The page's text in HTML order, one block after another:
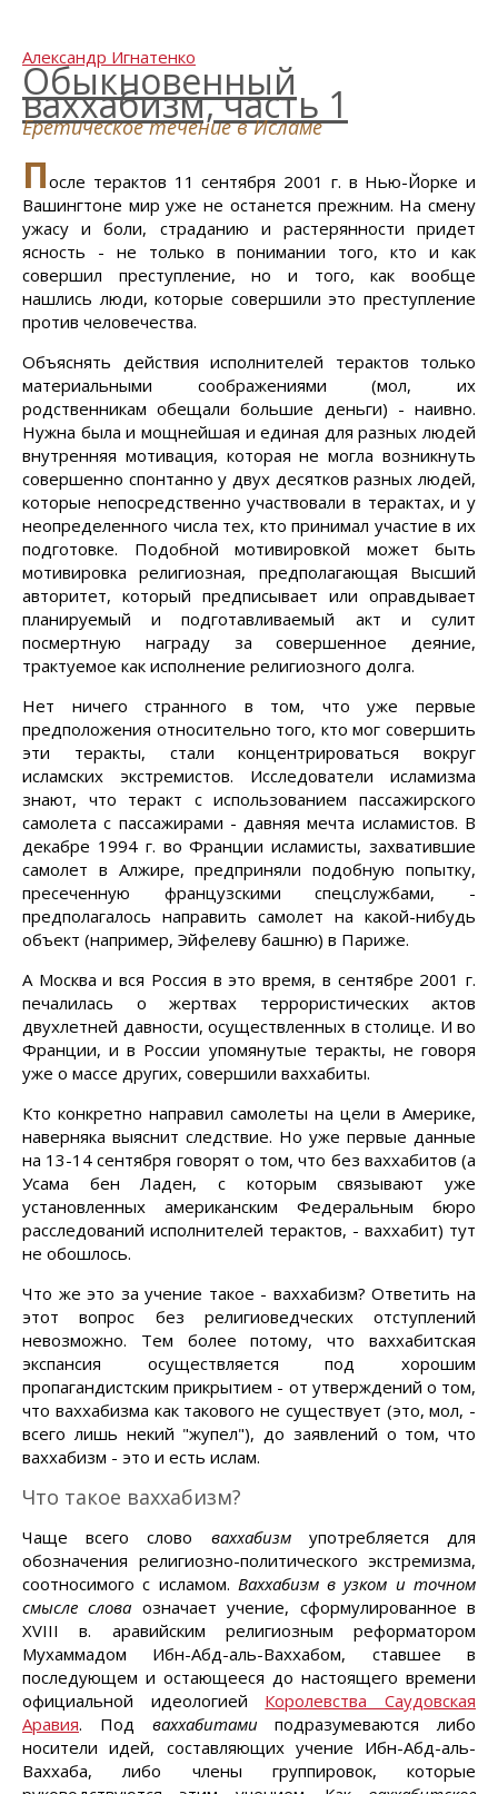
Александр Игнатенко
Обыкновенный
ваххабизм, часть 1
Еретическое течение в Исламе
После терактов 11 сентября 2001 г. в Нью-Йорке и
Вашингтоне мир уже не останется прежним. На смену
ужасу и боли, страданию и растерянности придет
ясность - не только в понимании того, кто и как
совершил преступление, но и того, как вообще
нашлись люди, которые совершили это преступление
против человечества.
Объяснять действия исполнителей терактов только
материальными соображениями (мол, их
родственникам обещали большие деньги) - наивно.
Нужна была и мощнейшая и единая для разных людей
внутренняя мотивация, которая не могла возникнуть
совершенно спонтанно у двух десятков разных людей,
которые непосредственно участвовали в терактах, и у
неопределенного числа тех, кто принимал участие в их
подготовке. Подобной мотивировкой может быть
мотивировка религиозная, предполагающая Высший
авторитет, который предписывает или оправдывает
планируемый и подготавливаемый акт и сулит
посмертную награду за совершенное деяние,
трактуемое как исполнение религиозного долга.
Нет ничего странного в том, что уже первые
предположения относительно того, кто мог совершить
эти теракты, стали концентрироваться вокруг
исламских экстремистов. Исследователи исламизма
знают, что теракт с использованием пассажирского
самолета с пассажирами - давняя мечта исламистов. В
декабре 1994 г. во Франции исламисты, захватившие
самолет в Алжире, предприняли подобную попытку,
пресеченную французскими спецслужбами, -
предполагалось направить самолет на какой-нибудь
объект (например, Эйфелеву башню) в Париже.
А Москва и вся Россия в это время, в сентябре 2001 г.
печалилась о жертвах террористических актов
двухлетней давности, осуществленных в столице. И во
Франции, и в России упомянутые теракты, не говоря
уже о массе других, совершили ваххабиты.
Кто конкретно направил самолеты на цели в Америке,
наверняка выяснит следствие. Но уже первые данные
на 13-14 сентября говорят о том, что без ваххабитов (а
Усама бен Ладен, с которым связывают уже
установленных американским Федеральным бюро
расследований исполнителей терактов, - ваххабит) тут
не обошлось.
Что же это за учение такое - ваххабизм? Ответить на
этот вопрос без религиоведческих отступлений
невозможно. Тем более потому, что ваххабитская
экспансия осуществляется под хорошим
пропагандистским прикрытием - от утверждений о том,
что ваххабизма как такового не существует (это, мол, -
всего лишь некий "жупел"), до заявлений о том, что
ваххабизм - это и есть ислам.
Что такое ваххабизм?
Чаще всего слово ваххабизмупотребляется для
обозначения религиозно-политического экстремизма,
соотносимого с исламом. Ваххабизм в узком и точном
смысле слова означает учение, сформулированное в
XVIII в. аравийским религиозным реформатором
Мухаммадом Ибн-Абд-аль-Ваххабом, ставшее в
последующем и остающееся до настоящего времени
официальной идеологией Королевства Саудовская
Аравия. Под ваххабитами подразумеваются либо
носители идей, составляющих учение Ибн-Абд-аль-
Ваххаба, либо члены группировок, которые